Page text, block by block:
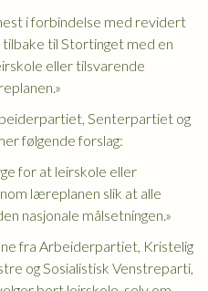
i forbindelse med revidert
til Stortinget med en
eller tilsvarende
Senterpartiet og
følgende forslag:
for at leirskole eller
læreplanen slik at alle
nasjonale målsetningen.»
fra Arbeiderpartiet, Kristelig
og Sosialistisk Venstreparti,